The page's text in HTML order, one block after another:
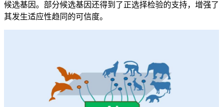
候选基因。部分候选基因还得到了正选择检验的支持，增强了
其发生适应性趋同的可信度。